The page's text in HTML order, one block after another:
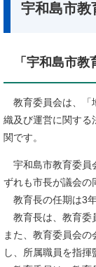
宇和島市教
「宇和島市
教育委員会は、「
織及び運営に関する
関です。
宇和島市教育委員
ずれも市長が議会の
教育長の任期は3
教育長は、教育委
また、教育委員会
し、所属職員を指揮